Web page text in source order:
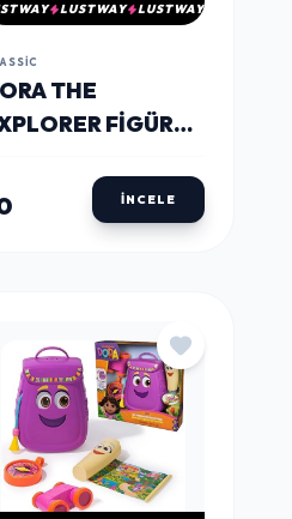
LUSTWAY LUSTWAY
THE
FIGÜR
İNCELE